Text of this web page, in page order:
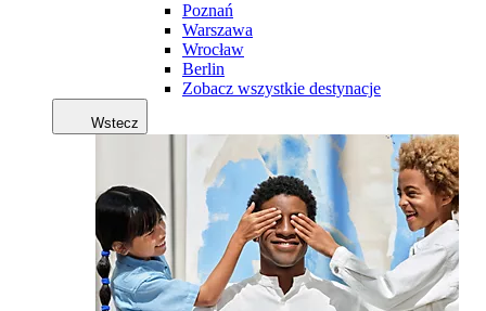
Poznań
Warszawa
Wrocław
Berlin
Zobacz wszystkie destynacje
Wstecz